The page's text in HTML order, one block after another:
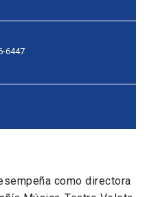
6447
como directora